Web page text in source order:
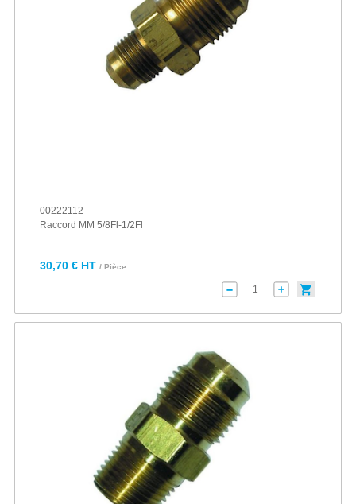
00222112
Raccord MM 5/8Fl-1/2Fl
30,70 € HT / Pièce